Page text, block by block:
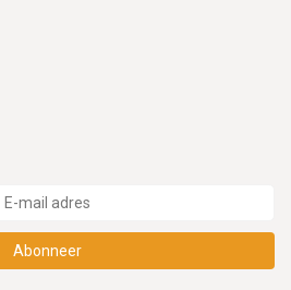
Abonneer